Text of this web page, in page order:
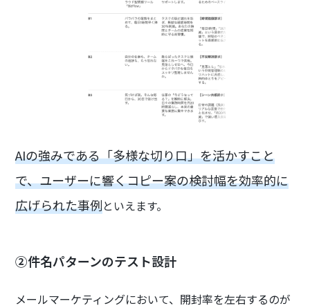
AIの強みである「多様な切り口」を活かすこと
で、ユーザーに響くコピー案の検討幅を効率的に
広げられた事例といえます。
②件名パターンのテスト設計
メールマーケティングにおいて、開封率を左右するのが